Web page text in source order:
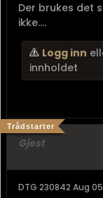
Der brukes det
ikke....
Logg inn
innholdet
Gjest
Trådstarter
DTG 230842 Aug